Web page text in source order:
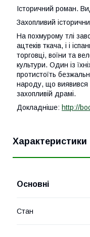
Історичний роман.
Захопливий
На похмурому тлі
ацтеків ткача, і і
торговці, воїни та
культури. Один із
протистоїть
народу, що виявився
захопливій драмі.
Докладніше: http://
Характеристики
Основні
Стан